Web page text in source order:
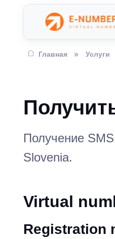
Главная Услуги
Получение
Slovenia.
Virtual
Registration